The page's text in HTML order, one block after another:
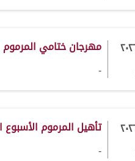
مهرجان ختامي المرموم
-
تأهيل المرموم
-